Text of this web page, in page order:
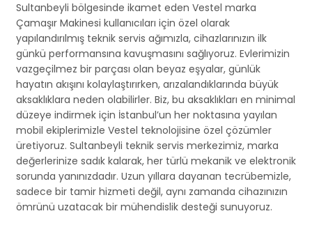
Sultanbeyli bölgesinde ikamet eden Vestel marka
Çamaşır Makinesi kullanıcıları için özel olarak
yapılandırılmış teknik servis ağımızla, cihazlarınızın ilk
günkü performansına kavuşmasını sağlıyoruz. Evlerimizin
vazgeçilmez bir parçası olan beyaz eşyalar, günlük
hayatın akışını kolaylaştırırken, arızalandıklarında büyük
aksaklıklara neden olabilirler. Biz, bu aksaklıkları en minimal
düzeye indirmek için İstanbul’un her noktasına yayılan
mobil ekiplerimizle Vestel teknolojisine özel çözümler
üretiyoruz. Sultanbeyli teknik servis merkezimiz, marka
değerlerinize sadık kalarak, her türlü mekanik ve elektronik
sorunda yanınızdadır. Uzun yıllara dayanan tecrübemizle,
sadece bir tamir hizmeti değil, aynı zamanda cihazınızın
ömrünü uzatacak bir mühendislik desteği sunuyoruz.